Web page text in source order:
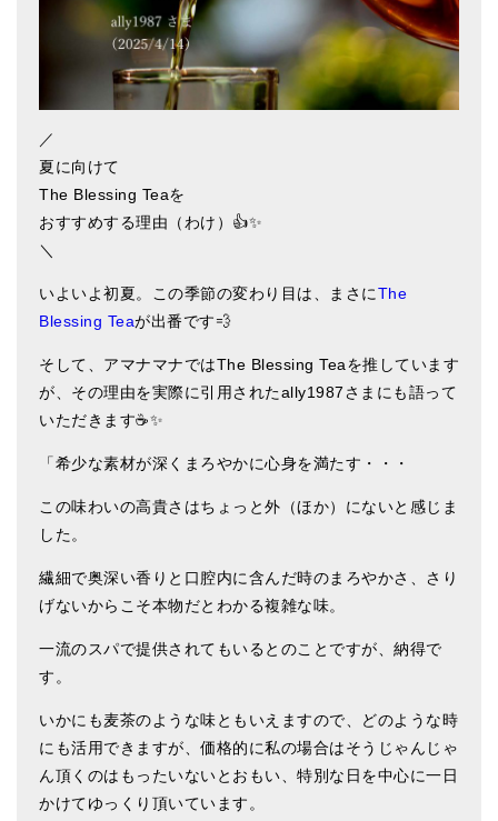
マンダラ彫（黒・渋金）
人気の3点セット
お得なアマナマナ・セット
特大シンギングボウル・特殊柄
スティック・マレット・リング（台座）
アマナマナのティンシャ
ベーシック・ティンシャ（4種）
ティンシャケース
チベット・真マントラ香
お香定期購入（ラクとくサブスク）
チベット高僧のオラクルカード
ベル＆ドルジェ
シンギングボウル入門本・CD
オリジナルグッズ
神々とつながるジュエリー
ヒーリング・マンダラポスター
ロゴステッカー・ポストカード各種
／
夏に向けて
The Blessing Teaを
おすすめする理由（わけ）👍✨
＼
いよいよ初夏。この季節の変わり目は、まさにThe
Blessing Teaが出番です💨
そして、アマナマナではThe Blessing Teaを推しています
が、その理由を実際に引用されたally1987さまにも語って
いただきます☕✨
「希少な素材が深くまろやかに心身を満たす・・・
この味わいの高貴さはちょっと外（ほか）にないと感じま
した。
繊細で奥深い香りと口腔内に含んだ時のまろやかさ、さり
げないからこそ本物だとわかる複雑な味。
一流のスパで提供されてもいるとのことですが、納得で
す。
いかにも麦茶のような味ともいえますので、どのような時
にも活用できますが、価格的に私の場合はそうじゃんじゃ
ん頂くのはもったいないとおもい、特別な日を中心に一日
かけてゆっくり頂いています。